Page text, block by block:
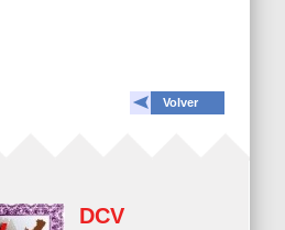
Volver
DCV